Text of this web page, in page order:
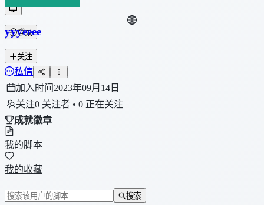
登录
yyyeeee
关注
私信
加入时间2023年09月14日
关注0 关注者 • 0 正在关注
成就徽章
我的脚本
我的收藏
搜索